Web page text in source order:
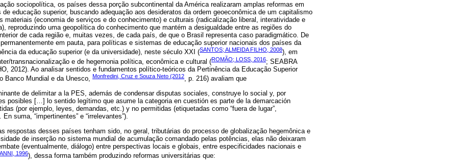
sociopolítica, os países dessa porção subcontinental da América realizaram amplas reformas em
educação superior, buscando adequação aos desideratos da ordem geoeconômica de um capitalismo
materiais (economia de serviços e do conhecimento) e culturais (radicalização liberal, interatividade e
reproduzindo uma geopolítica do conhecimento que mantém a desigualdade entre as regiões do
de cada região e, muitas vezes, de cada país, de que o Brasil representa caso paradigmático. De
em pauta, para políticas e sistemas de educação superior nacionais dos países da
da educação superior (e da universidade), neste século XXI (SANTOS; ALMEIDA FILHO, 2008), em
transnacionalização e de hegemonia política, econômica e cultural (ROMÃO; LOSS, 2016; SEABRA
2012). Ao analisar sentidos e fundamentos político-teóricos da Pertinência da Educação Superior
Banco Mundial e da Unesco, Monfredini, Cruz e Souza Neto (2012, p. 216) avaliam que
de delimitar a la PES, además de condensar disputas sociales, construye lo social y, por
posibles […] lo sentido legítimo que asume la categoria en cuestión es parte de la demarcación
(por ejemplo, leyes, demandas, etc.) y no permitidas (etiquetadas como “fuera de lugar”,
suma, “impertinentes” e “irrelevantes”).
respostas desses países tenham sido, no geral, tributárias do processo de globalização hegemônica e
de inserção no sistema mundial de acumulação comandado pelas potências, elas não deixaram
(eventualmente, diálogo) entre perspectivas locais e globais, entre especificidades nacionais e
1996), dessa forma também produzindo reformas universitárias que: